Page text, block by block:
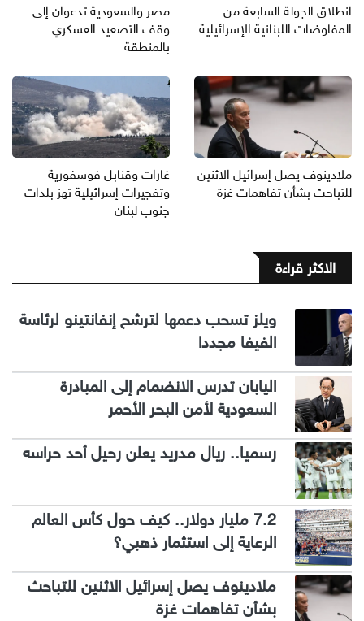
انطلاق الجولة السابعة من
المفاوضات اللبنانية الإسرائيلية
مصر والسعودية تدعوان إلى
وقف التصعيد العسكري
بالمنطقة
ملادينوف يصل إسرائيل الاثنين
للتباحث بشأن تفاهمات غزة
غارات وقنابل فوسفورية
وتفجيرات إسرائيلية تهز بلدات
جنوب لبنان
الاكثر قراءة
ويلز تسحب دعمها لترشح إنفانتينو لرئاسة
الفيفا مجددا
اليابان تدرس الانضمام إلى المبادرة
السعودية لأمن البحر الأحمر
رسميا.. ريال مدريد يعلن رحيل أحد حراسه
7.2 مليار دولار.. كيف حول كأس العالم
الرعاية إلى استثمار ذهبي؟
ملادينوف يصل إسرائيل الاثنين للتباحث
بشأن تفاهمات غزة